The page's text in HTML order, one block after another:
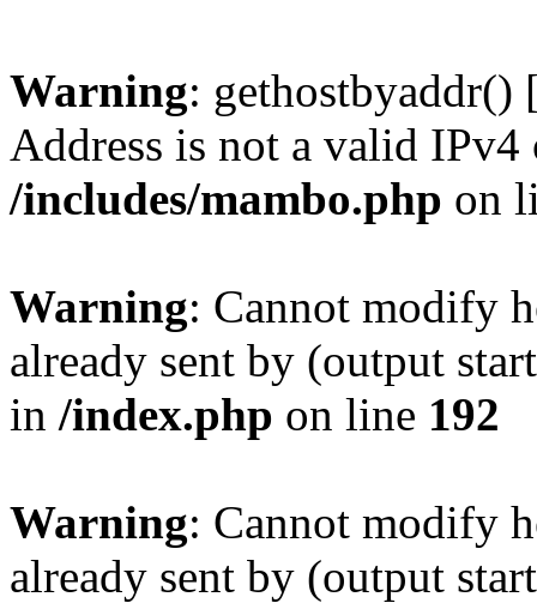
Warning: gethostbyaddr()
Address is not a valid IPv4
/includes/mambo.php on
Warning: Cannot modify
already sent by (output
in /index.php on line 192
Warning: Cannot modify
already sent by (output